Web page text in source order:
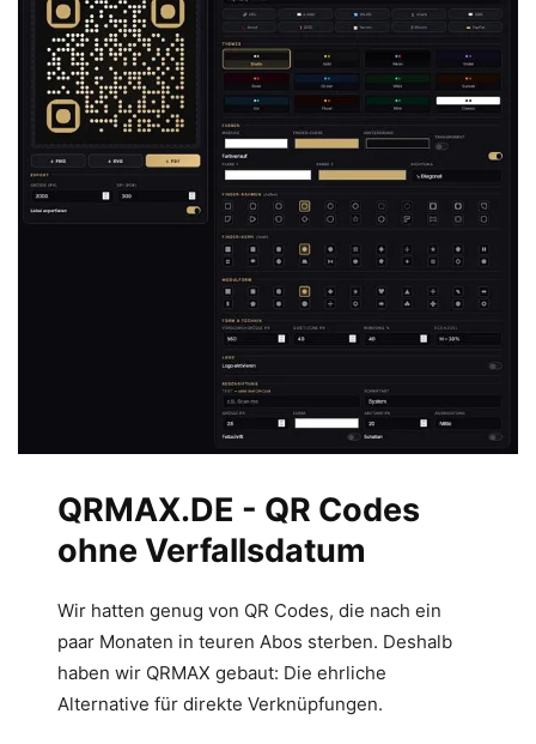
QRMAX.DE - QR Codes
ohne Verfallsdatum
Wir hatten genug von QR Codes, die nach ein
paar Monaten in teuren Abos sterben. Deshalb
haben wir QRMAX gebaut: Die ehrliche
Alternative für direkte Verknüpfungen.